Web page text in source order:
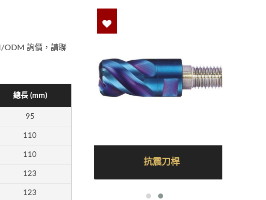
ODM 詢價，請聯
總長 (mm)
95
110
110
123
123
系列 抗震刀桿